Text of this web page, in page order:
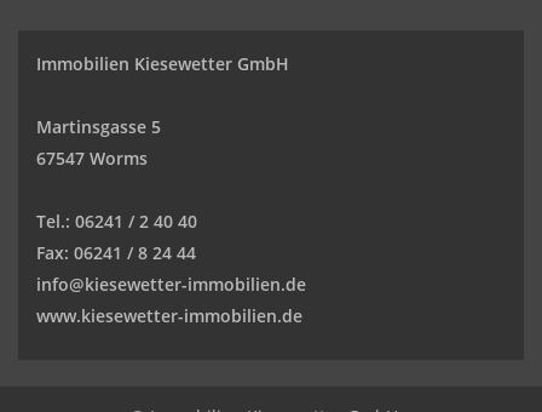
Immobilien Kiesewetter GmbH
Martinsgasse 5
67547 Worms
Tel.: 06241 / 2 40 40
Fax: 06241 / 8 24 44
info@kiesewetter-immobilien.de
www.kiesewetter-immobilien.de